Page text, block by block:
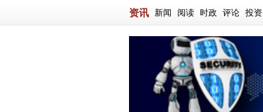
资讯 新闻 阅读 时政 评论 投资